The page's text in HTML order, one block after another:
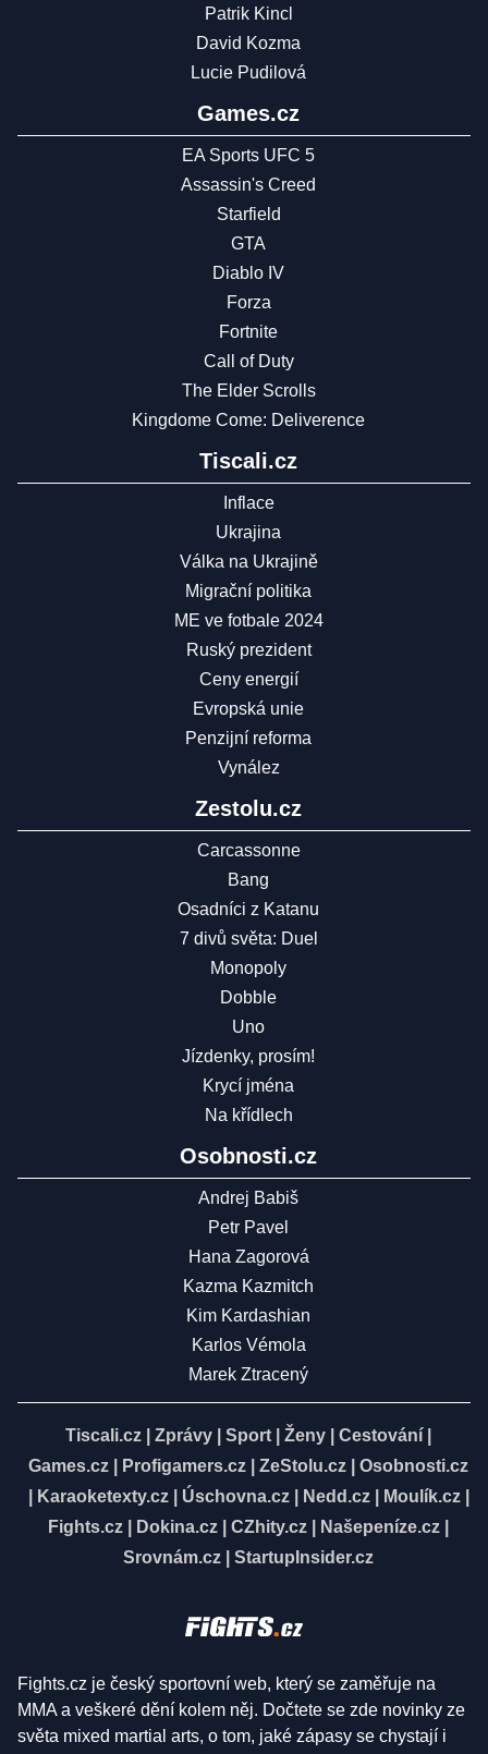
Patrik Kincl
David Kozma
Lucie Pudilová
Games.cz
EA Sports UFC 5
Assassin's Creed
Starfield
GTA
Diablo IV
Forza
Fortnite
Call of Duty
The Elder Scrolls
Kingdome Come: Deliverence
Tiscali.cz
Inflace
Ukrajina
Válka na Ukrajině
Migrační politika
ME ve fotbale 2024
Ruský prezident
Ceny energií
Evropská unie
Penzijní reforma
Vynález
Zestolu.cz
Carcassonne
Bang
Osadníci z Katanu
7 divů světa: Duel
Monopoly
Dobble
Uno
Jízdenky, prosím!
Krycí jména
Na křídlech
Osobnosti.cz
Andrej Babiš
Petr Pavel
Hana Zagorová
Kazma Kazmitch
Kim Kardashian
Karlos Vémola
Marek Ztracený
Tiscali.cz Zprávy Sport Ženy Cestování
Games.cz
Profigamers.cz ZeStolu.cz
Osobnosti.cz
Karaoketexty.cz| Úschovna.cz| Nedd.cz| Moulík.cz|
Fights.cz
Dokina.cz CZhity.cz Našepeníze.cz
Srovnám.cz
StartupInsider.cz
Fights.cz je český sportovní web, který se zaměřuje na
MMA a veškeré dění kolem něj. Dočtete se zde novinky ze
světa mixed martial arts, o tom, jaké zápasy se chystají i